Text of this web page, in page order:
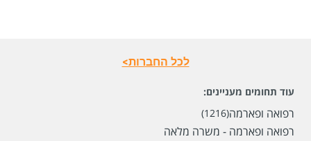
לכל החברות>
עוד תחומים מעניינים:
רפואה ופארמה(1216)
רפואה ופארמה - משרה מלאה